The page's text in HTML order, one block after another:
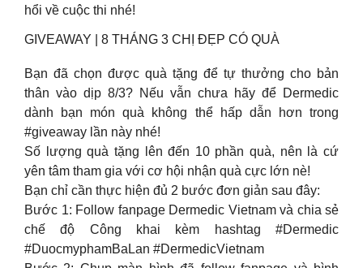
hổi về cuộc thi nhé!
GIVEAWAY | 8 THÁNG 3 CHỊ ĐẸP CÓ QUÀ
Bạn đã chọn được quà tặng để tự thưởng cho bản
thân vào dịp 8/3? Nếu vẫn chưa hãy để Dermedic
dành bạn món quà không thể hấp dẫn hơn trong
#giveaway lần này nhé!
Số lượng quà tặng lên đến 10 phần quà, nên là cứ
yên tâm tham gia với cơ hội nhận quà cực lớn nè!
Bạn chỉ cần thực hiện đủ 2 bước đơn giản sau đây:
Bước 1: Follow fanpage Dermedic Vietnam và chia sẻ
chế độ Công khai kèm hashtag #Dermedic
#DuocmyphamBaLan #DermedicVietnam